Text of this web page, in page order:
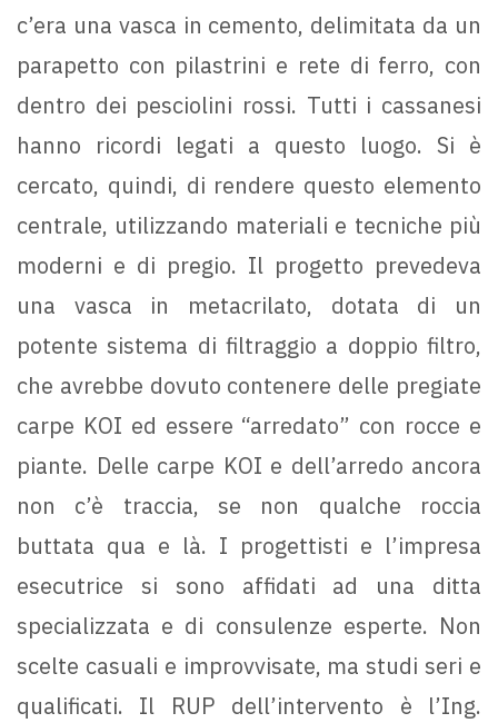
c’era una vasca in cemento, delimitata da un
parapetto con pilastrini e rete di ferro, con
dentro dei pesciolini rossi. Tutti i cassanesi
hanno ricordi legati a questo luogo. Si è
cercato, quindi, di rendere questo elemento
centrale, utilizzando materiali e tecniche più
moderni e di pregio. Il progetto prevedeva
una vasca in metacrilato, dotata di un
potente sistema di filtraggio a doppio filtro,
che avrebbe dovuto contenere delle pregiate
carpe KOI ed essere “arredato” con rocce e
piante. Delle carpe KOI e dell’arredo ancora
non c’è traccia, se non qualche roccia
buttata qua e là. I progettisti e l’impresa
esecutrice si sono affidati ad una ditta
specializzata e di consulenze esperte. Non
scelte casuali e improvvisate, ma studi seri e
qualificati. Il RUP dell’intervento è l’Ing.